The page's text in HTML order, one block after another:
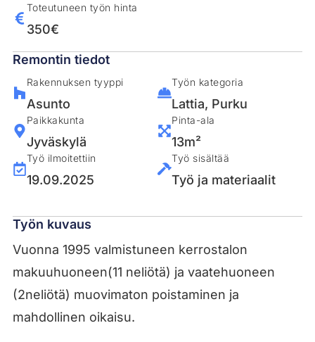
Toteutuneen työn hinta
350€
Remontin tiedot
Rakennuksen tyyppi
Asunto
Paikkakunta
Jyväskylä
Työ ilmoitettiin
19.09.2025
Työn kategoria
Lattia, Purku
Pinta-ala
13m²
Työ sisältää
Työ ja materiaalit
Työn kuvaus
Vuonna 1995 valmistuneen kerrostalon
makuuhuoneen(11 neliötä) ja vaatehuoneen
(2neliötä) muovimaton poistaminen ja
mahdollinen oikaisu.